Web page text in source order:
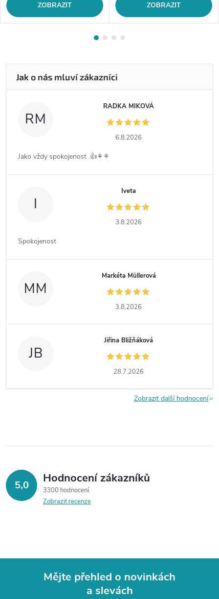
ZOBRAZIT ZOBRAZIT
RM
RADKA MIKOVÁ
6.8.2026
Jako vždy spokojenost .👍⚘️⚘️
I
Iveta
3.8.2026
Spokojenost
MM
Markéta Müllerová
3.8.2026
JB
Jiřina Bližňáková
28.7.2026
Zobrazit další hodnocení
5,0 Hodnocení zákazníků
3300 hodnocení
Zobrazit recenze
Mějte přehled o novinkách
a slevách